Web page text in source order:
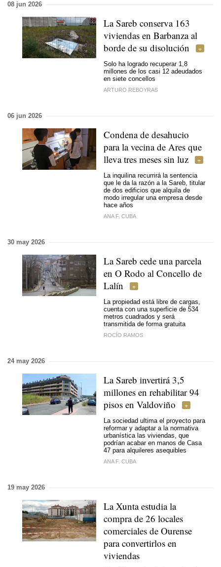
08 jun 2026
La Sareb conserva 163
viviendas en Barbanza al
borde de su disolución
Solo ha logrado recuperar 1,8
millones de los casi 12 adeudados
en siete concellos
ARTURO REBOYRAS
06 jun 2026
Condena de desahucio
para la vecina de Ares que
lleva tres meses sin luz
La inquilina recurrirá la sentencia
que le da la razón a la Sareb, titular
de dos edificios que alquila de
modo irregular una empresa desde
hace años
ANA F. CUBA
30 may 2026
La Sareb cede una parcela
en O Rodo al Concello de
Lalín
La propiedad está libre de cargas,
cuenta con una superficie de 534
metros cuadrados y será
transmitida de forma gratuita
ROCÍO RAMOS
24 may 2026
La Sareb invertirá 3,5
millones en rehabilitar 94
pisos en Valdoviño
La sociedad ultima el proyecto para
reformar y adaptar a la normativa
urbanística las viviendas, que
podrían acabar en manos de Casa
47 para alquileres asequibles
ANA F. CUBA
19 may 2026
La Xunta estudia la
compra de 26 locales
comerciales de Ourense
para convertirlos en
viviendas